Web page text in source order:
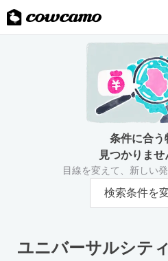
条件に合う
見つかりませ
目線を変えて、新しい
検索条件を
ユニバーサルシテ